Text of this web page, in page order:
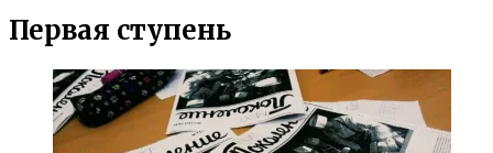
Первая ступень